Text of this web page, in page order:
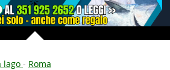
lago - Roma